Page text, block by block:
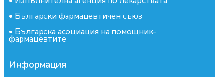
• Български фармацевтичен съюз
• Българска асоциация на помощник-
фармацевтите
Информация